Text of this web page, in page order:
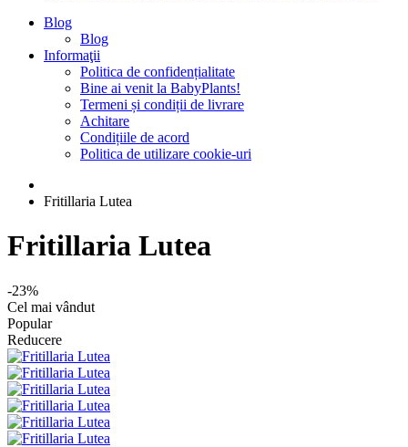
Blog
Blog
Informaţii
Politica de confidențialitate
Bine ai venit la BabyPlants!
Termeni și condiții de livrare
Achitare
Condițiile de acord
Politica de utilizare cookie-uri
Fritillaria Lutea
Fritillaria Lutea
-23%
Cel mai vândut
Popular
Reducere